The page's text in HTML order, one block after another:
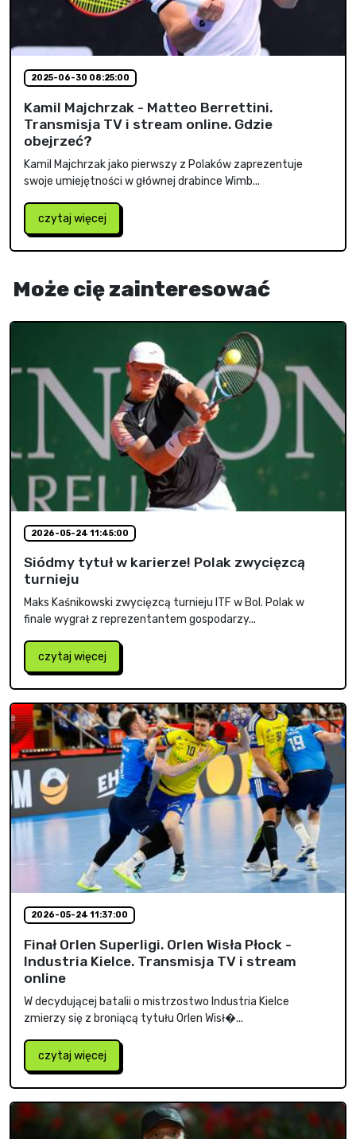
2025-06-30 08:25:00
Kamil Majchrzak - Matteo Berrettini.
Transmisja TV i stream online. Gdzie
obejrzeć?
Kamil Majchrzak jako pierwszy z Polaków zaprezentuje
swoje umiejętności w głównej drabince Wimb...
czytaj więcej
Może cię zainteresować
2026-05-24 11:45:00
Siódmy tytuł w karierze! Polak zwycięzcą
turnieju
Maks Kaśnikowski zwycięzcą turnieju ITF w Bol. Polak w
finale wygrał z reprezentantem gospodarzy...
czytaj więcej
2026-05-24 11:37:00
Finał Orlen Superligi. Orlen Wisła Płock -
Industria Kielce. Transmisja TV i stream
online
W decydującej batalii o mistrzostwo Industria Kielce
zmierzy się z broniącą tytułu Orlen Wisł�...
czytaj więcej